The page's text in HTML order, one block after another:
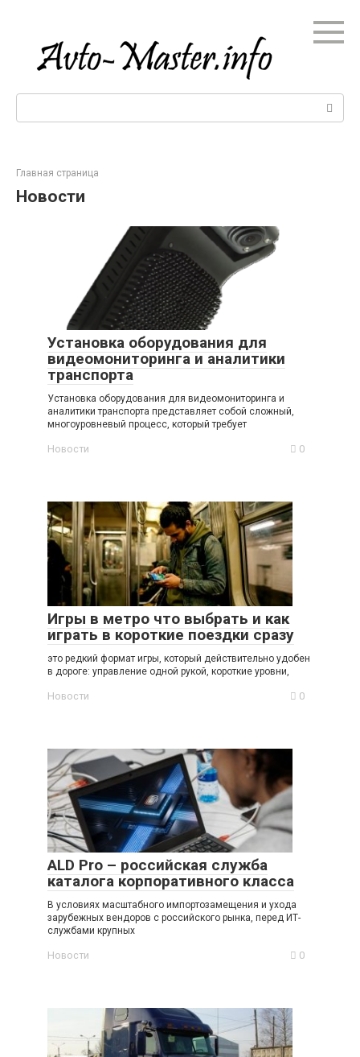
Главная страница
Новости
Установка оборудования для
видеомониторинга и аналитики
транспорта
Установка оборудования для видеомониторинга и
аналитики транспорта представляет собой сложный,
многоуровневый процесс, который требует
Новости 0
Игры в метро что выбрать и как
играть в короткие поездки сразу
это редкий формат игры, который действительно удобен
в дороге: управление одной рукой, короткие уровни,
Новости 0
ALD Pro – российская служба
каталога корпоративного класса
В условиях масштабного импортозамещения и ухода
зарубежных вендоров с российского рынка, перед ИТ-
службами крупных
Новости 0